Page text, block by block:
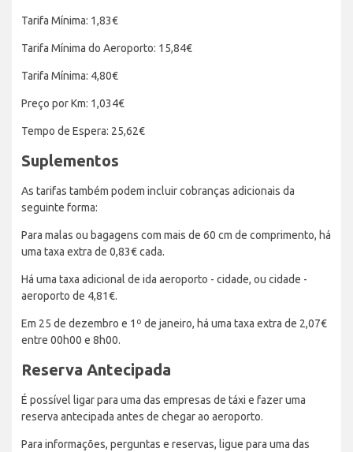
Tarifa Mínima: 1,83€
Tarifa Mínima do Aeroporto: 15,84€
Tarifa Mínima: 4,80€
Preço por Km: 1,034€
Tempo de Espera: 25,62€
Suplementos
As tarifas também podem incluir cobranças adicionais da
seguinte forma:
Para malas ou bagagens com mais de 60 cm de comprimento, há
uma taxa extra de 0,83€ cada.
Há uma taxa adicional de ida aeroporto - cidade, ou cidade -
aeroporto de 4,81€.
Em 25 de dezembro e 1º de janeiro, há uma taxa extra de 2,07€
entre 00h00 e 8h00.
Reserva Antecipada
É possível ligar para uma das empresas de táxi e fazer uma
reserva antecipada antes de chegar ao aeroporto.
Para informações, perguntas e reservas, ligue para uma das